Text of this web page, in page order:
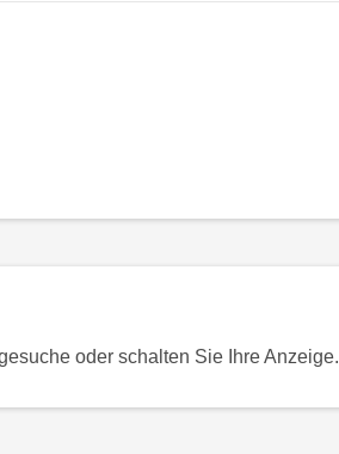
oder schalten Sie Ihre Anzeige.